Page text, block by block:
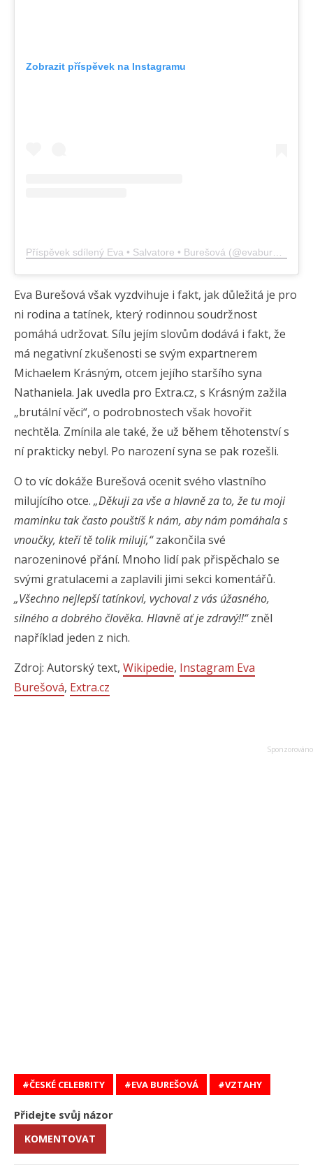
Zobrazit příspěvek na Instagramu
Eva Burešová však vyzdvihuje i fakt, jak důležitá je pro
ni rodina a tatínek, který rodinnou soudržnost
pomáhá udržovat. Sílu jejím slovům dodává i fakt, že
má negativní zkušenosti se svým expartnerem
Michaelem Krásným, otcem jejího staršího syna
Nathaniela. Jak uvedla pro Extra.cz, s Krásným zažila
„brutální věci“, o podrobnostech však hovořit
nechtěla. Zmínila ale také, že už během těhotenství s
ní prakticky nebyl. Po narození syna se pak rozešli.
O to víc dokáže Burešová ocenit svého vlastního
milujícího otce. „Děkuji za vše a hlavně za to, že tu moji
maminku tak často pouštíš k nám, aby nám pomáhala s
vnoučky, kteří tě tolik milují,“zakončila své
narozeninové přání. Mnoho lidí pak přispěchalo se
svými gratulacemi a zaplavili jimi sekci komentářů.
„Všechno nejlepší tatínkovi, vychoval z vás úžasného,
silného a dobrého člověka. Hlavně ať je zdravý!!“zněl
například jeden z nich.
Zdroj: Autorský text, Wikipedie, Instagram Eva
Burešová, Extra.cz
ČESKÉ CELEBRITY EVA BUREŠOVÁ VZTAHY
Přidejte svůj názor
KOMENTOVAT